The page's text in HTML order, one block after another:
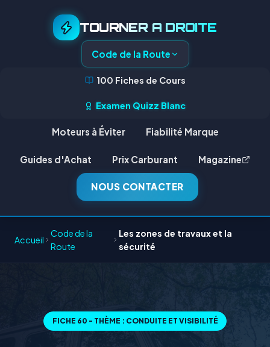
TOURNER A DROITE
Code de la Route
100 Fiches de Cours
Examen Quizz Blanc
Moteurs à Éviter Fiabilité Marque
Guides d'Achat Prix Carburant Magazine
NOUS CONTACTER
Accueil
Code de la
Route
Les zones de travaux et la
sécurité
FICHE 60 - THÈME : CONDUITE ET VISIBILITÉ